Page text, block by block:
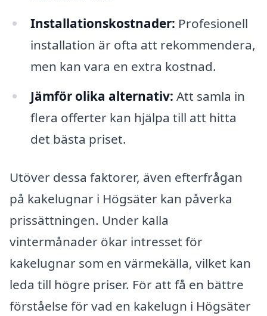
Installationskostnader: Profesionell
installation är ofta att rekommendera,
men kan vara en extra kostnad.
Jämför olika alternativ: Att samla in
flera offerter kan hjälpa till att hitta
det bästa priset.
Utöver dessa faktorer, även efterfrågan
på kakelugnar i Högsäter kan påverka
prissättningen. Under kalla
vintermånader ökar intresset för
kakelugnar som en värmekälla, vilket kan
leda till högre priser. För att få en bättre
förståelse för vad en kakelugn i Högsäter